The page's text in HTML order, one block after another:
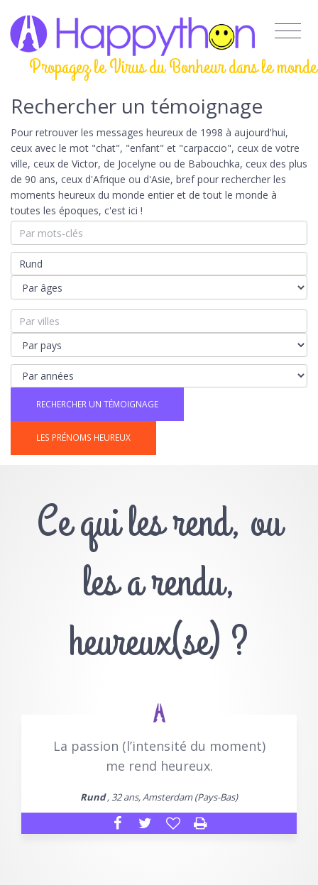
Propagez le Virus du Bonheur dans le monde
Rechercher un témoignage
Pour retrouver les messages heureux de 1998 à aujourd'hui,
ceux avec le mot "chat", "enfant" et "carpaccio", ceux de votre
ville, ceux de Victor, de Jocelyne ou de Babouchka, ceux des plus
de 90 ans, ceux d'Afrique ou d'Asie, bref pour rechercher les
moments heureux du monde entier et de tout le monde à
toutes les époques, c'est ici !
LES PRÉNOMS HEUREUX
Ce qui les rend, ou
les a rendu,
heureux(se) ?
La passion (l’intensité du moment)
me rend heureux.
Rund, 32 ans, Amsterdam (Pays-Bas)